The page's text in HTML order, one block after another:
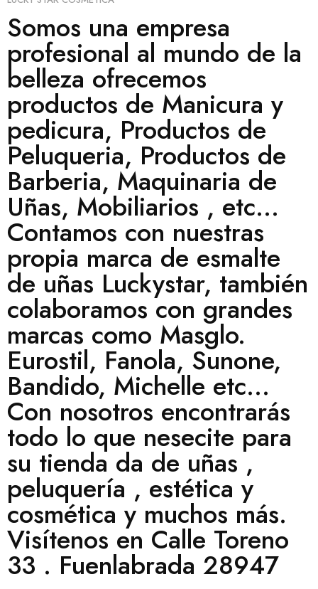
Somos una empresa
profesional al mundo de la
belleza ofrecemos
productos de Manicura y
pedicura, Productos de
Peluqueria, Productos de
Barberia, Maquinaria de
Uñas, Mobiliarios , etc...
Contamos con nuestras
propia marca de esmalte
de uñas Luckystar, también
colaboramos con grandes
marcas como Masglo.
Eurostil, Fanola, Sunone,
Bandido, Michelle etc...
Con nosotros encontrarás
todo lo que nesecite para
su tienda da de uñas ,
peluquería , estética y
cosmética y muchos más.
Visítenos en Calle Toreno
33 . Fuenlabrada 28947